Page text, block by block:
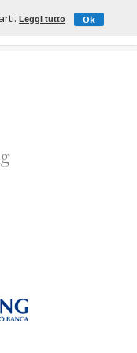
Leggi tutto Ok